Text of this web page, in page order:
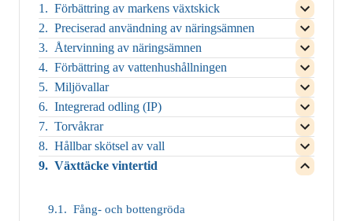
Förbättring av markens växtskick
Open
child
menu
for
Close
child
menu
for
Förbättring
av
markens
växtskick
Preciserad användning av näringsämnen
Open
child
menu
for
Close
child
menu
for
Preciserad
av
Återvinning av näringsämnen
Open
child
menu
for
Close
child
menu
for
av
Förbättring av vattenhushållningen
Open
child
menu
for
Close
child
menu
for
Förbättring
av
Miljövallar
Open
child
menu
for
Close
child
menu
for
Integrerad odling (IP)
Open
child
menu
for
Close
child
Torvåkrar
Open
child
menu
for
Close
Hållbar skötsel av vall
Open
child
menu
Växttäcke vintertid
Open
Fång- och bottengröda